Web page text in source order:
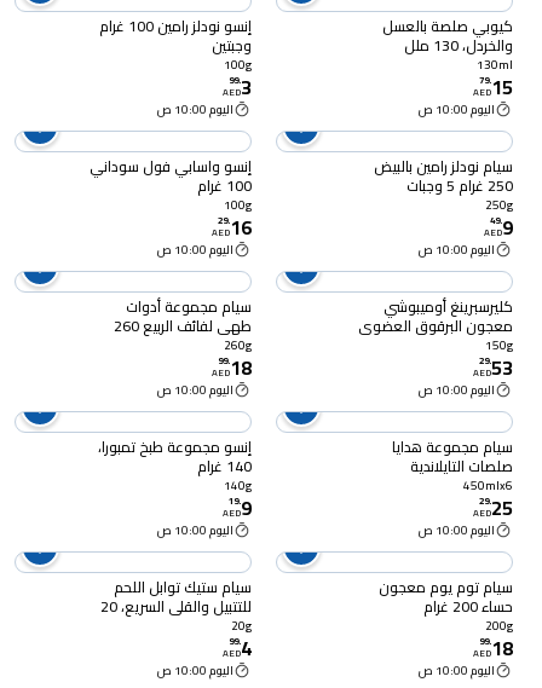
كيوبي صلصة بالعسل
والخردل، 130 ملل
130ml
15
.
79
AED
اليوم 10:00 ص
إنسو نودلز رامين 100 غرام
وجبتين
100g
3
.
99
AED
اليوم 10:00 ص
سيام نودلز رامين بالبيض
250 غرام 5 وجبات
250g
9
.
49
AED
اليوم 10:00 ص
إنسو واسابي فول سوداني
100 غرام
100g
16
.
29
AED
اليوم 10:00 ص
كليرسبرينغ أوميبوشي
معجون البرقوق العضوي
الياباني 150 غرام
150g
53
.
29
AED
اليوم 10:00 ص
سيام مجموعة أدوات
طهي لفائف الربيع 260
غرام
260g
18
.
99
AED
اليوم 10:00 ص
سيام مجموعة هدايا
صلصات التايلاندية
للتغميس، صلصة الفلفل
الحلو، صلصة ساتيه جوز
الهند والفول السوداني،
ملل، حزمة من 6
450mlx6
25
.
29
AED
اليوم 10:00 ص
إنسو مجموعة طبخ تمبورا،
140 غرام
140g
9
.
19
AED
اليوم 10:00 ص
سيام توم يوم معجون
حساء 200 غرام
200g
18
.
99
AED
اليوم 10:00 ص
سيام ستيك توابل اللحم
للتتبيل والقلي السريع، 20
غرام
20g
4
.
99
AED
اليوم 10:00 ص